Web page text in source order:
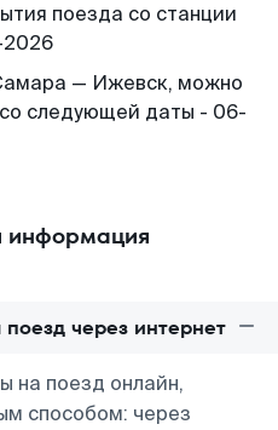
поезда со станции
2026
— Ижевск, можно
следующей даты - 06-
информация
через интернет
на поезд онлайн,
способом: через